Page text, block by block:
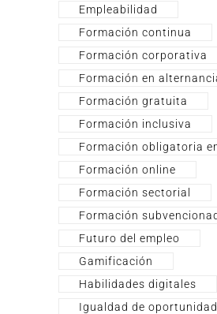
Empleabilidad
Formación continua
Formación corporativa
Formación en
Formación gratuita
Formación inclusiva
Formación obligatoria
Formación online
Formación sectorial
Formación
Futuro del empleo
Gamificación
Habilidades digitales
Igualdad de